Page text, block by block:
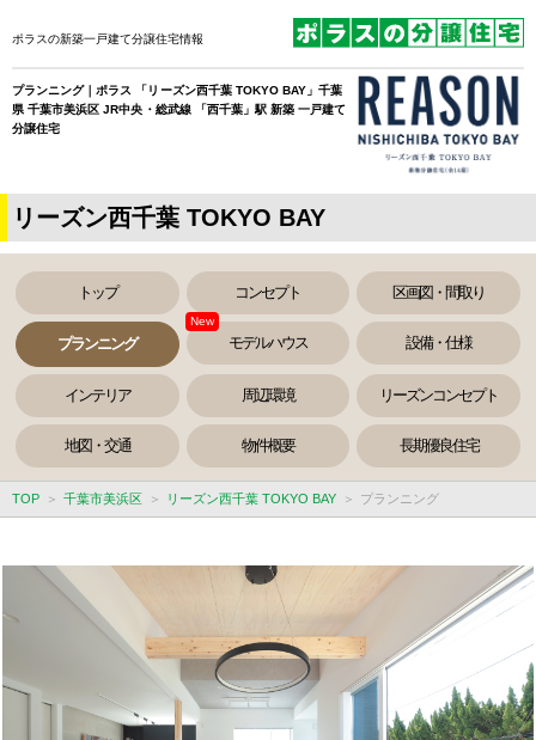
ポラスの新築一戸建て分譲住宅情報
プランニング｜ポラス 「リーズン西千葉 TOKYO BAY」千葉
県 千葉市美浜区 JR中央・総武線 「西千葉」駅 新築 一戸建て
分譲住宅
リーズン西千葉 TOKYO BAY
トップ コンセプト 区画図・間取り
プランニング モデルハウス 設備・仕様
インテリア 周辺環境 リーズンコンセプト
地図・交通 物件概要 長期優良住宅
TOP 千葉市美浜区 リーズン西千葉 TOKYO BAY プランニング